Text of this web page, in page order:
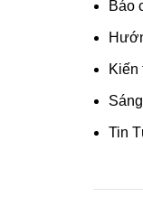
Báo
Kiến
Tin